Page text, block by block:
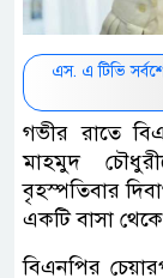
এস. এ টিভি
গভীর রাতে
মাহমুদ
বৃহস্পতিবার
একটি বাসা
বিএনপির